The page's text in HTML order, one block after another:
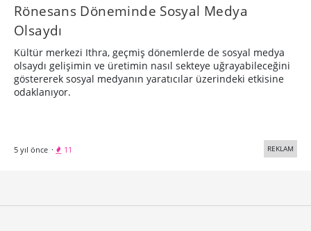
Rönesans Döneminde Sosyal Medya
Olsaydı
Kültür merkezi Ithra, geçmiş dönemlerde de sosyal medya
olsaydı gelişimin ve üretimin nasıl sekteye uğrayabileceğini
göstererek sosyal medyanın yaratıcılar üzerindeki etkisine
odaklanıyor.
5 yıl önce · 11 REKLAM